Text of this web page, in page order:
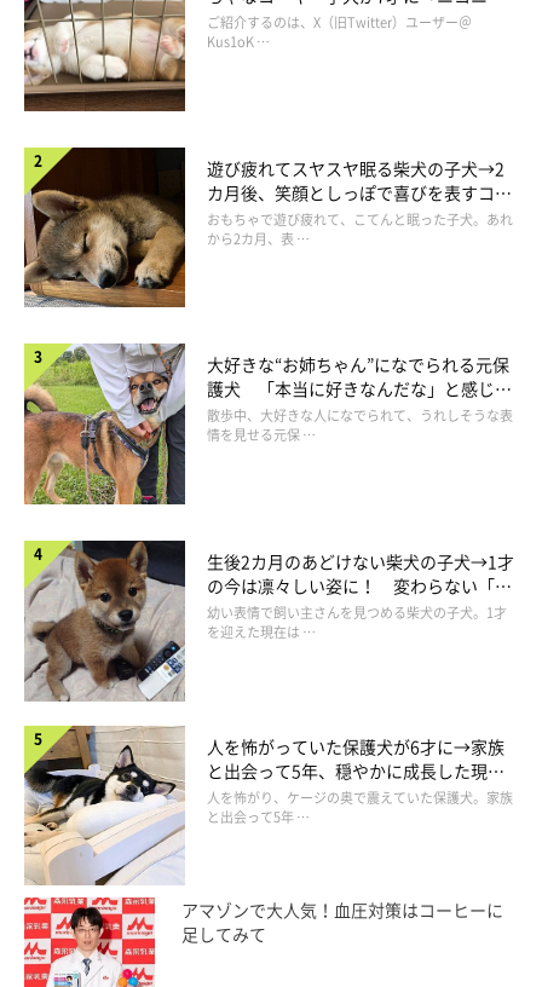
@Apollo_Husky_12
お互いに良い影響を与え合っている、アポロくんとコスモくん。
飼い主さんは、そんな2頭の仲良しエピソードを教えてくれまし
た。
飼い主さん：
「コスモをお迎えするまではほとんど遠吠えをしなかったアポロ
ですが、いまでは離れ離れになるとお互いに遠吠えをするように
なりました。
また最近は、アポロがコスモに『あご乗せ』をする芸を覚えまし
れたりするので、とても可愛らしいですね」
コ“コーギースマイル”が魅力のコに成
長！
ご紹介するのは、X（旧Twitter）ユーザー＠
Kus1oK …
遊び疲れてスヤスヤ眠る柴犬の子犬→2
カ月後、笑顔としっぽで喜びを表すコに
成長！
おもちゃで遊び疲れて、こてんと眠った子犬。あれ
から2カ月、表 …
大好きな“お姉ちゃん”になでられる元保
護犬 「本当に好きなんだな」と感じる
表情にほっこり
散歩中、大好きな人になでられて、うれしそうな表
情を見せる元保 …
生後2カ月のあどけない柴犬の子犬→1才
の今は凛々しい姿に！ 変わらない「く
りくりおめめ」にもほっこり
幼い表情で飼い主さんを見つめる柴犬の子犬。1才
を迎えた現在は …
人を怖がっていた保護犬が6才に→家族
と出会って5年、穏やかに成長した現在
の姿にグッとくる
人を怖がり、ケージの奥で震えていた保護犬。家族
と出会って5年 …
アマゾンで大人気！血圧対策はコーヒーに
足してみて